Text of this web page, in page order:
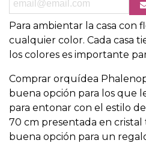
Para ambientar la casa con
cualquier color. Cada casa
los colores es importante
Comprar orquídea
buena opción para los que
para entonar con el estilo
70 cm presentada en
buena opción para un